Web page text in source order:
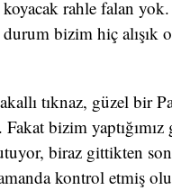
rahle falan
bizim hiç alışık
tıknaz, güzel bir
bizim
biraz gittikten
kontrol etmiş